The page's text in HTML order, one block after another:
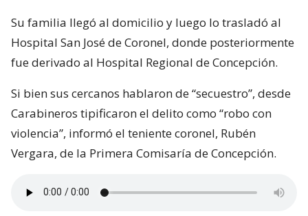
Su familia llegó al domicilio y luego lo trasladó al
Hospital San José de Coronel, donde posteriormente
fue derivado al Hospital Regional de Concepción.
Si bien sus cercanos hablaron de “secuestro”, desde
Carabineros tipificaron el delito como “robo con
violencia”, informó el teniente coronel, Rubén
Vergara, de la Primera Comisaría de Concepción.